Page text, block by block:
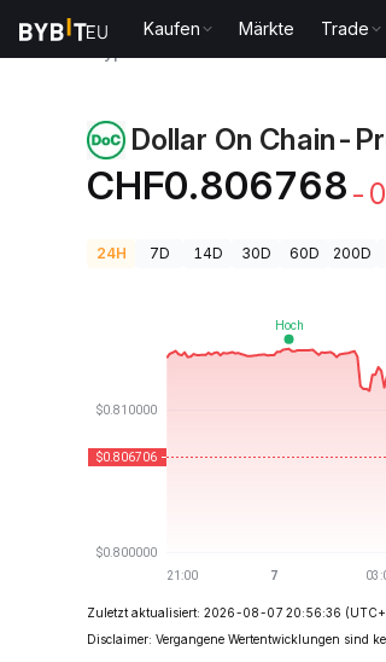
Kaufen Märkte Trade
Dollar On Chain-
CHF0.806768 -
24H 7D 14D 30D 60D 200D
Zuletzt aktualisiert: 2026-08-07 20:56:36
Disclaimer: Vergangene Wertentwicklungen sind